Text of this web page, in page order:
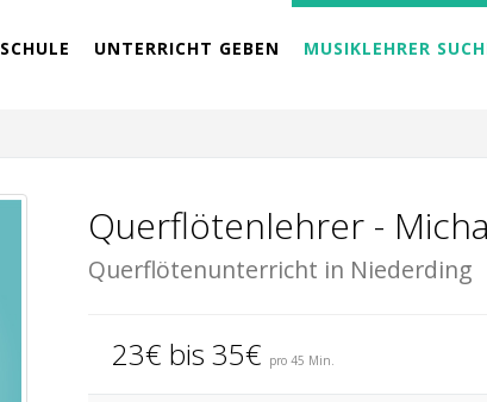
UNTERRICHT GEBEN MUSIKLEHRER
Querflötenlehrer -
Querflötenunterricht in Niederding
23€ bis 35€ pro 45 Min.